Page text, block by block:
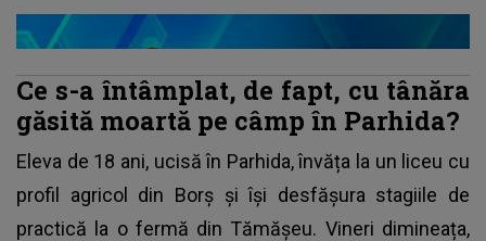
Ce s-a întâmplat, de fapt, cu tânăra
găsită moartă pe câmp în Parhida?
Eleva de 18 ani, ucisă în Parhida, învăța la un liceu cu
profil agricol din Borș și își desfășura stagiile de
practică la o fermă din Tămășeu. Vineri dimineața,